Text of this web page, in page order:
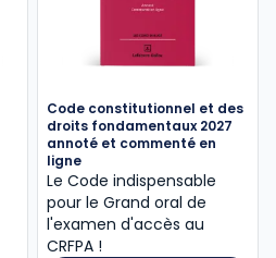
Code constitutionnel et des
droits fondamentaux 2027
annoté et commenté en
ligne
Le Code indispensable
pour le Grand oral de
l'examen d'accès au
CRFPA !